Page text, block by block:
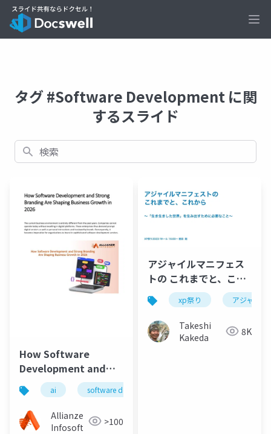
タグ #Software Development に関
するスライド
検索
How Software
Development and
Strong Branding Are
Shaping Business
Growth in 2026
ai software development
Allianze
Infosoft
>100
アジャイルマニフェス
トの これまでと、これ
から
xp祭り アジャイル
Takeshi
Kakeda
8K